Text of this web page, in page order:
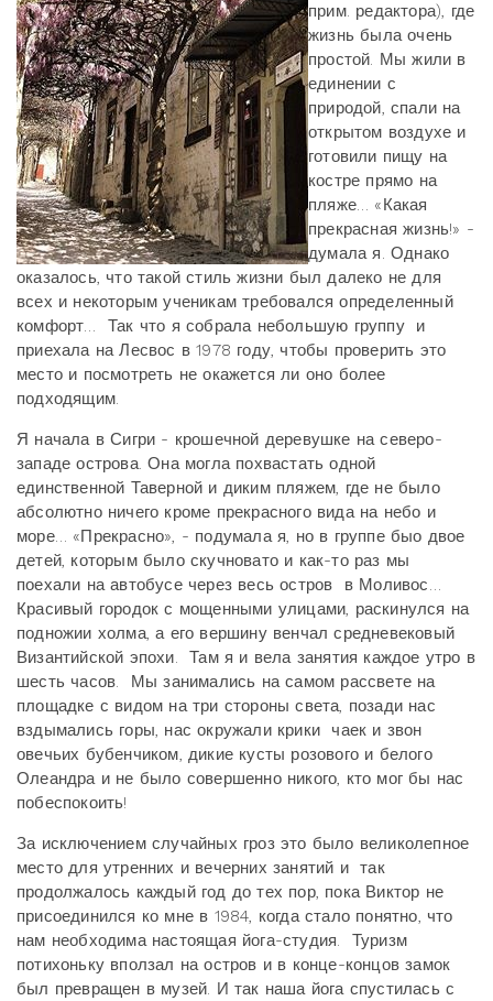
прим. редактора), где
жизнь была очень
простой. Мы жили в
единении с
природой, спали на
открытом воздухе и
готовили пищу на
костре прямо на
пляже… «Какая
прекрасная жизнь!» -
думала я. Однако
оказалось, что такой стиль жизни был далеко не для
всех и некоторым ученикам требовался определенный
комфорт… Так что я собрала небольшую группу и
приехала на Лесвос в 1978 году, чтобы проверить это
место и посмотреть не окажется ли оно более
подходящим.
Я начала в Сигри - крошечной деревушке на северо-
западе острова. Она могла похвастать одной
единственной Таверной и диким пляжем, где не было
абсолютно ничего кроме прекрасного вида на небо и
море… «Прекрасно», - подумала я, но в группе быо двое
детей, которым было скучновато и как-то раз мы
поехали на автобусе через весь остров в Моливос…
Красивый городок с мощенными улицами, раскинулся на
подножии холма, а его вершину венчал средневековый
Византийской эпохи. Там я и вела занятия каждое утро в
шесть часов. Мы занимались на самом рассвете на
площадке с видом на три стороны света, позади нас
вздымались горы, нас окружали крики чаек и звон
овечьих бубенчиком, дикие кусты розового и белого
Олеандра и не было совершенно никого, кто мог бы нас
побеспокоить!
За исключением случайных гроз это было великолепное
место для утренних и вечерних занятий и так
продолжалось каждый год до тех пор, пока Виктор не
присоединился ко мне в 1984, когда стало понятно, что
нам необходима настоящая йога-студия. Туризм
потихоньку вползал на остров и в конце-концов замок
был превращен в музей. И так наша йога спустилась с